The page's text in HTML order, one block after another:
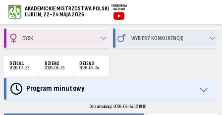
AKADEMICKIE MISTRZOSTWA POLSKI
LUBLIN, 22-24 MAJA 2026
DZIEŃ 1
2026-05-22
DZIEŃ 2
2026-05-23
DZIEŃ 3
2026-05-24
Program minutowy
Data aktualizacji: 2026-05-24 12:19:10